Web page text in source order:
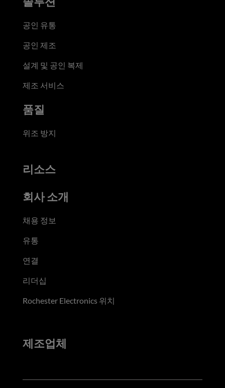
공인 유통
공인 제조
설계 및 공인 복제
제조 서비스
품질
위조 방지
리소스
회사 소개
채용 정보
유통
연결
리더십
Rochester Electronics 위치
제조업체